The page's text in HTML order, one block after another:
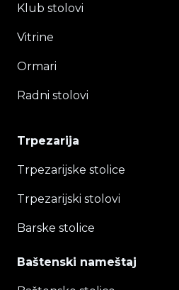
Klub stolovi
Vitrine
Ormari
Radni stolovi
Trpezarija
Trpezarijske stolice
Trpezarijski stolovi
Barske stolice
Baštenski nameštaj